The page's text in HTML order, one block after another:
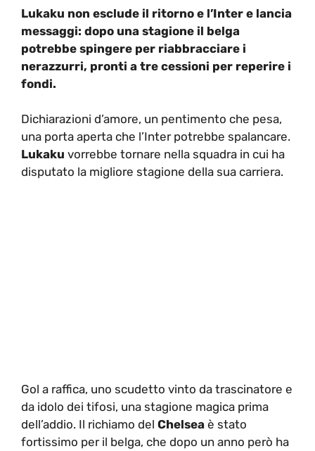
Lukaku non esclude il ritorno e l’Inter e lancia
messaggi: dopo una stagione il belga
potrebbe spingere per riabbracciare i
nerazzurri, pronti a tre cessioni per reperire i
fondi.
Dichiarazioni d’amore, un pentimento che pesa,
una porta aperta che l’Inter potrebbe spalancare.
Lukaku vorrebbe tornare nella squadra in cui ha
disputato la migliore stagione della sua carriera.
Gol a raffica, uno scudetto vinto da trascinatore e
da idolo dei tifosi, una stagione magica prima
dell’addio. Il richiamo del Chelsea è stato
fortissimo per il belga, che dopo un anno però ha